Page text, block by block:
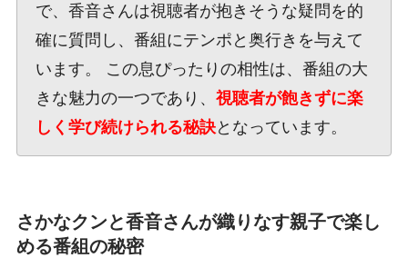
で、香音さんは視聴者が抱きそうな疑問を的
確に質問し、番組にテンポと奥行きを与えて
います。 この息ぴったりの相性は、番組の大
きな魅力の一つであり、 視聴者が飽きずに楽
しく学び続けられる秘訣となっています。
さかなクンと香音さんが織りなす親子で楽し
める番組の秘密